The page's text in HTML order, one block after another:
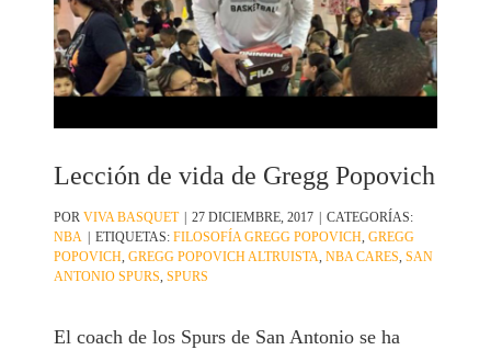
Lección de vida de Gregg Popovich
PORVIVA BASQUET 27 DICIEMBRE, 2017
CATEGORÍAS:
NBA
ETIQUETAS:FILOSOFÍA GREGG POPOVICH,GREGG
POPOVICH,GREGG POPOVICH ALTRUISTA,NBA CARES,SAN
ANTONIO SPURS,SPURS
El coach de los Spurs de San Antonio se ha